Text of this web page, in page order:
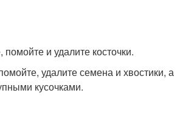
и удалите косточки.
удалите семена и хвостики, а
кусочками.